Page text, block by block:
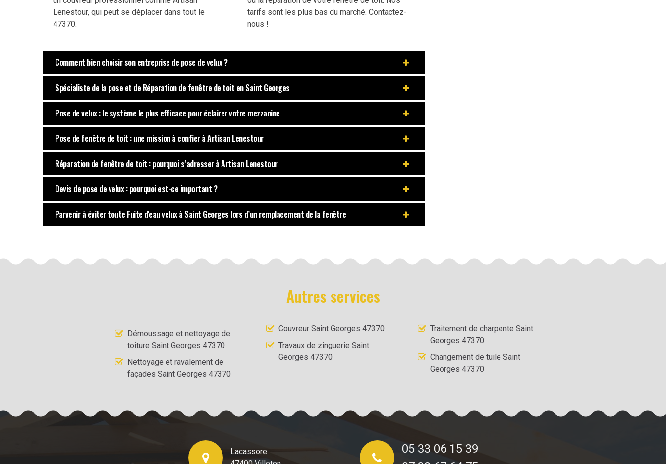
Lenestour, qui peut se déplacer dans tout le
47370.
tarifs sont les plus bas du marché. Contactez-
nous !
Comment bien choisir son entreprise de pose de velux ?
Spécialiste de la pose et de Réparation de fenêtre de toit en Saint Georges
Pose de velux : le système le plus efficace pour éclairer votre mezzanine
Pose de fenêtre de toit : une mission à confier à Artisan Lenestour
Réparation de fenêtre de toit : pourquoi s’adresser à Artisan Lenestour
Devis de pose de velux : pourquoi est-ce important ?
Parvenir à éviter toute Fuite d'eau velux à Saint Georges lors d’un remplacement de la fenêtre
Autres services
Démoussage et nettoyage de
toiture Saint Georges 47370
Nettoyage et ravalement de
façades Saint Georges 47370
Couvreur Saint Georges 47370
Travaux de zinguerie Saint
Georges 47370
Traitement de charpente Saint
Georges 47370
Changement de tuile Saint
Georges 47370
Lacassore
05 33 06 15 39